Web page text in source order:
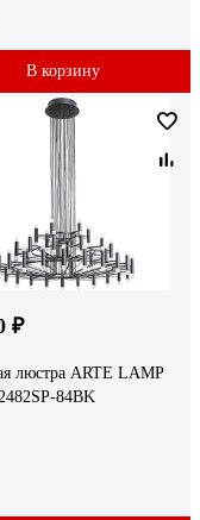
В корзину
₽
люстра ARTE LAMP
84BK